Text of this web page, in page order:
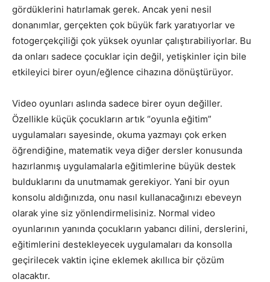
gördüklerini hatırlamak gerek. Ancak yeni nesil
donanımlar, gerçekten çok büyük fark yaratıyorlar ve
fotogerçekçiliği çok yüksek oyunlar çalıştırabiliyorlar. Bu
da onları sadece çocuklar için değil, yetişkinler için bile
etkileyici birer oyun/eğlence cihazına dönüştürüyor.
Video oyunları aslında sadece birer oyun değiller.
Özellikle küçük çocukların artık “oyunla eğitim”
uygulamaları sayesinde, okuma yazmayı çok erken
öğrendiğine, matematik veya diğer dersler konusunda
hazırlanmış uygulamalarla eğitimlerine büyük destek
bulduklarını da unutmamak gerekiyor. Yani bir oyun
konsolu aldığınızda, onu nasıl kullanacağınızı ebeveyn
olarak yine siz yönlendirmelisiniz. Normal video
oyunlarının yanında çocukların yabancı dilini, derslerini,
eğitimlerini destekleyecek uygulamaları da konsolla
geçirilecek vaktin içine eklemek akıllıca bir çözüm
olacaktır.